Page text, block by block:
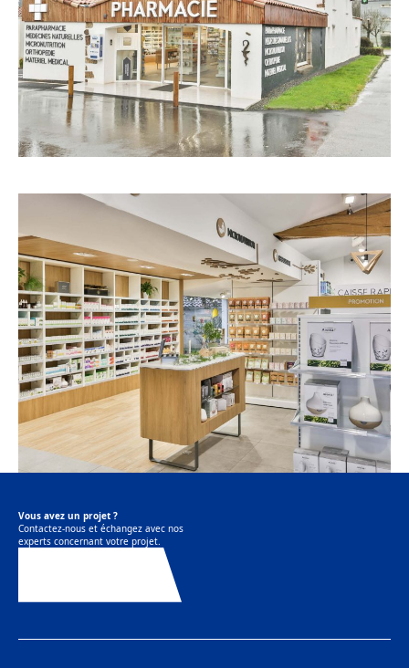
Vous avez un projet ?
Contactez-nous et échangez avec nos
experts concernant votre projet.